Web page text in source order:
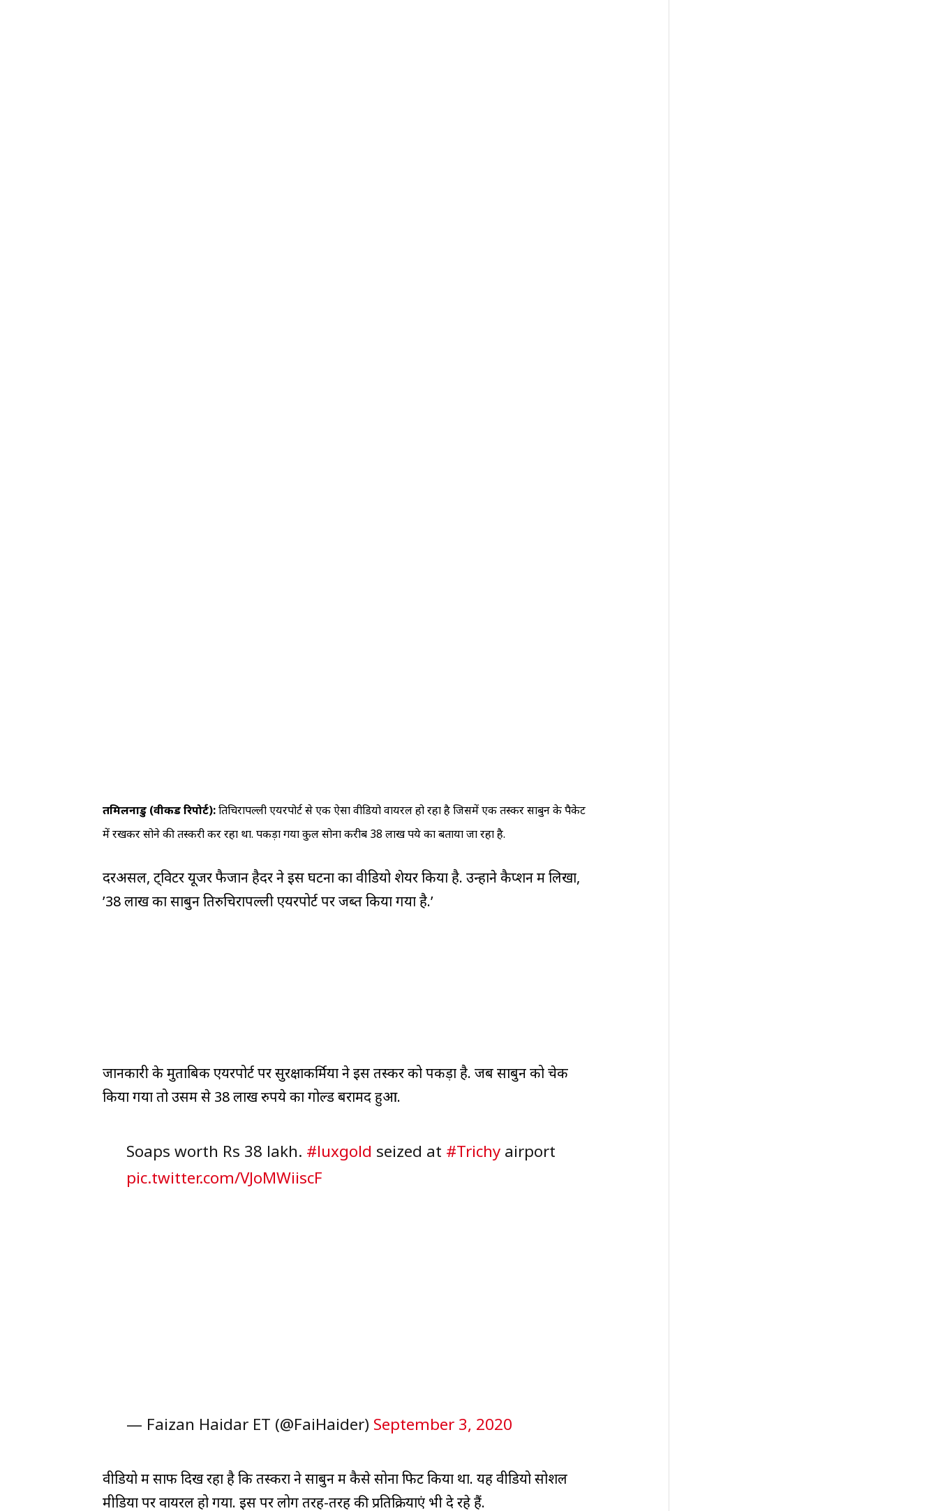
तमिलनाडु (वीकैंड रिपोर्ट):तिरुचिरापल्ली एयरपोर्ट से एक ऐसा वीडियो वायरल हो रहा है जिसमें एक तस्कर साबुन के पैकेट
में रखकर सोने की तस्करी कर रहा था. पकड़ा गया कुल सोना करीब 38 लाख रुपये का बताया जा रहा है.
दरअसल, ट्विटर यूजर फैजान हैदर ने इस घटना का वीडियो शेयर किया है. उन्होंने कैप्शन में लिखा,
’38 लाख का साबुन तिरुचिरापल्ली एयरपोर्ट पर जब्त किया गया है.’
जानकारी के मुताबिक एयरपोर्ट पर सुरक्षाकर्मियों ने इस तस्कर को पकड़ा है. जब साबुन को चेक
किया गया तो उसमें से 38 लाख रुपये का गोल्ड बरामद हुआ.
Soaps worth Rs 38 lakh. #luxgold seized at #Trichyairport
pic.twitter.com/VJoMWiiscF
— Faizan Haidar ET (@FaiHaider) September 3, 2020
वीडियो में साफ दिख रहा है कि तस्करों ने साबुन में कैसे सोना फिट किया था. यह वीडियो सोशल
मीडिया पर वायरल हो गया. इस पर लोग तरह-तरह की प्रतिक्रियाएं भी दे रहे हैं.